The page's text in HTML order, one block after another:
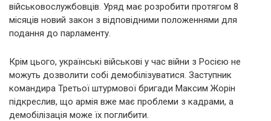
військовослужбовців. Уряд має розробити протягом 8
місяців новий закон з відповідними положеннями для
подання до парламенту.
Крім цього, українські військові у час війни з Росією не
можуть дозволити собі демобілізуватися. Заступник
командира Третьої штурмової бригади Максим Жорін
підкреслив, що армія вже має проблеми з кадрами, а
демобілізація може їх поглибити.